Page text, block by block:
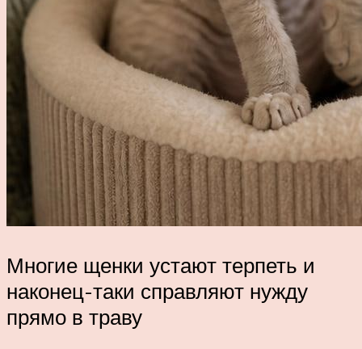
Многие щенки устают терпеть и
наконец-таки справляют нужду
прямо в траву